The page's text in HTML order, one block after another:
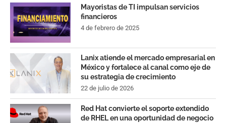
Mayoristas de TI impulsan servicios
financieros
4 de febrero de 2025
Lanix atiende el mercado empresarial en
México y fortalece al canal como eje de
su estrategia de crecimiento
22 de julio de 2026
Red Hat convierte el soporte extendido
de RHEL en una oportunidad de negocio